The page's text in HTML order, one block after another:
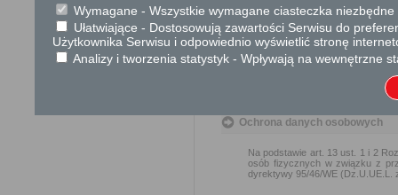
miesiąca.
Podstawa prawna
Ustawa z dnia 23
Ustawa z dnia 21
Ochrona danych osobowych
Na podstawie art. 13 ust. 1 i 2
osób fizycznych w związku z
dyrektywy 95/46/WE (Dz.U.UE.L.
Wymagane - Wszystkie wymagane ciasteczka
Ułatwiające - Dostosowują zawartości Serwisu do
Użytkownika Serwisu i odpowiednio wyświetlić stronę
Analizy i tworzenia statystyk - Wpływają na wewnętrzne